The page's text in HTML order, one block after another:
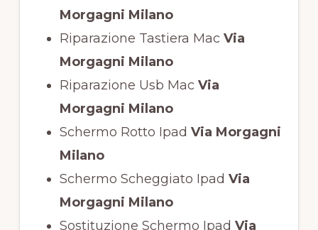
Morgagni Milano
Riparazione Tastiera Mac Via
Morgagni Milano
Riparazione Usb Mac Via
Morgagni Milano
Schermo Rotto Ipad Via Morgagni
Milano
Schermo Scheggiato Ipad Via
Morgagni Milano
Sostituzione Schermo Ipad Via